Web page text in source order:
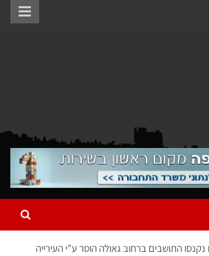
התושבים ברחוב גאולה הוסר ע”י העירייה